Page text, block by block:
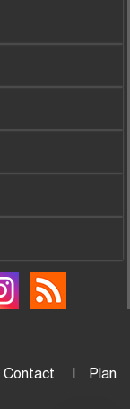
Contact
Plan